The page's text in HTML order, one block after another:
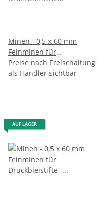
Minen - 0,5 x 60 mm
Feinminen für
Druckbleistifte - Gradation H
- im 12er Pack
Preise nach Freischaltung
als Händler sichtbar
AUF LAGER